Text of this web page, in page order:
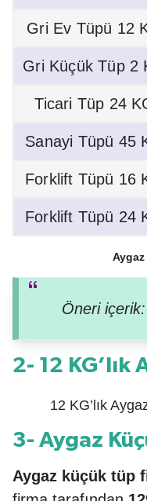
Gri Ev Tüpü 12
Gri Küçük Tüp 2
Ticari Tüp 24
Sanayi Tüpü 45
Forklift Tüpü 16
Forklift Tüpü 24
Öneri içerik:
2- 12 KG’lık
12 KG’lık
3- Aygaz
Aygaz küçük tüp